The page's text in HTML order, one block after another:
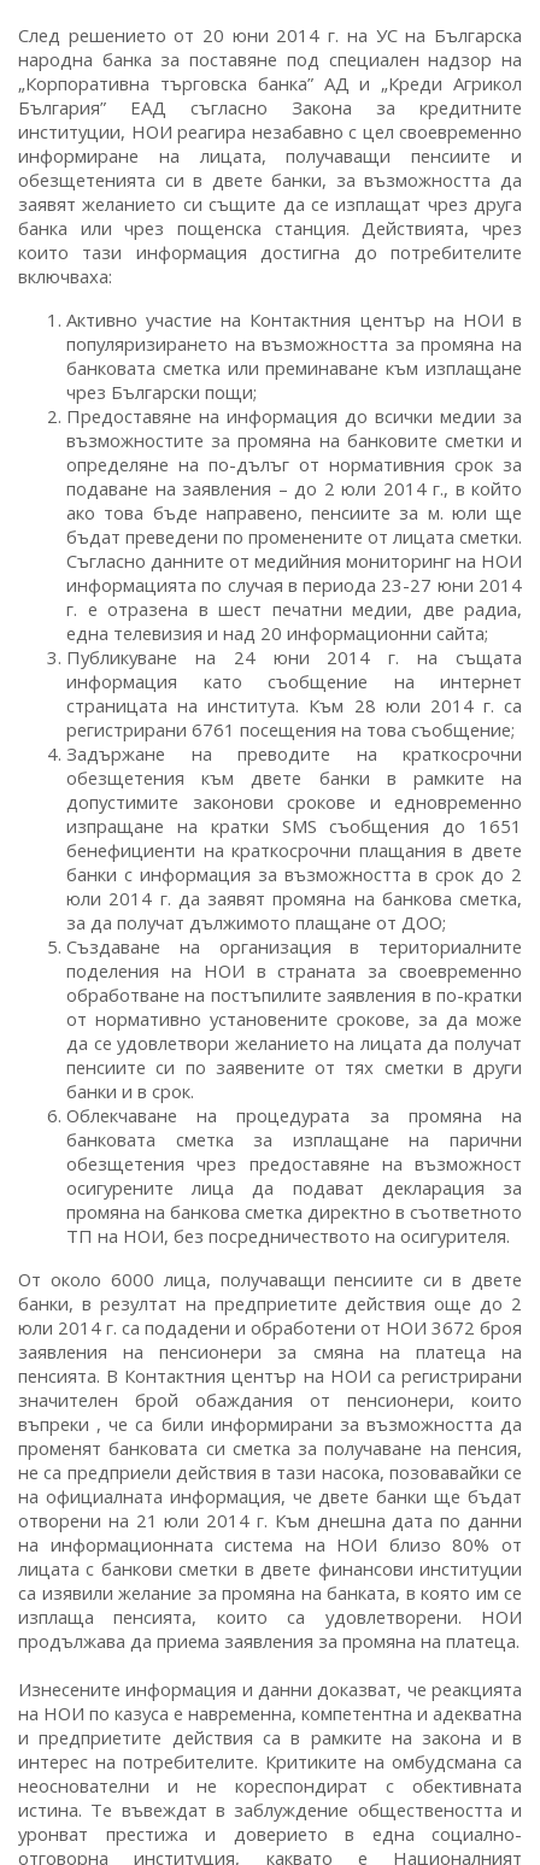
След решението от 20 юни 2014 г. на УС на Българска
народна банка за поставяне под специален надзор на
„Корпоративна търговска банка” АД и „Креди Агрикол
България” ЕАД съгласно Закона за кредитните
институции, НОИ реагира незабавно с цел своевременно
информиране на лицата, получаващи пенсиите и
обезщетенията си в двете банки, за възможността да
заявят желанието си същите да се изплащат чрез друга
банка или чрез пощенска станция. Действията, чрез
които тази информация достигна до потребителите
включваха:
Активно участие на Контактния център на НОИ в
популяризирането на възможността за промяна на
банковата сметка или преминаване към изплащане
чрез Български пощи;
Предоставяне на информация до всички медии за
възможностите за промяна на банковите сметки и
определяне на по-дълъг от нормативния срок за
подаване на заявления – до 2 юли 2014 г., в който
ако това бъде направено, пенсиите за м. юли ще
бъдат преведени по променените от лицата сметки.
Съгласно данните от медийния мониторинг на НОИ
информацията по случая в периода 23-27 юни 2014
г. е отразена в шест печатни медии, две радиа,
една телевизия и над 20 информационни сайта;
Публикуване на 24 юни 2014 г. на същата
информация като съобщение на интернет
страницата на института. Към 28 юли 2014 г. са
регистрирани 6761 посещения на това съобщение;
Задържане на преводите на краткосрочни
обезщетения към двете банки в рамките на
допустимите законови срокове и едновременно
изпращане на кратки SMS съобщения до 1651
бенефициенти на краткосрочни плащания в двете
банки с информация за възможността в срок до 2
юли 2014 г. да заявят промяна на банкова сметка,
за да получат дължимото плащане от ДОО;
Създаване на организация в териториалните
поделения на НОИ в страната за своевременно
обработване на постъпилите заявления в по-кратки
от нормативно установените срокове, за да може
да се удовлетвори желанието на лицата да получат
пенсиите си по заявените от тях сметки в други
банки и в срок.
Облекчаване на процедурата за промяна на
банковата сметка за изплащане на парични
обезщетения чрез предоставяне на възможност
осигурените лица да подават декларация за
промяна на банкова сметка директно в съответното
ТП на НОИ, без посредничеството на осигурителя.
От около 6000 лица, получаващи пенсиите си в двете
банки, в резултат на предприетите действия още до 2
юли 2014 г. са подадени и обработени от НОИ 3672 броя
заявления на пенсионери за смяна на платеца на
пенсията. В Контактния център на НОИ са регистрирани
значителен брой обаждания от пенсионери, които
въпреки , че са били информирани за възможността да
променят банковата си сметка за получаване на пенсия,
не са предприели действия в тази насока, позовавайки се
на официалната информация, че двете банки ще бъдат
отворени на 21 юли 2014 г. Към днешна дата по данни
на информационната система на НОИ близо 80% от
лицата с банкови сметки в двете финансови институции
са изявили желание за промяна на банката, в която им се
изплаща пенсията, които са удовлетворени. НОИ
продължава да приема заявления за промяна на платеца.
Изнесените информация и данни доказват, че реакцията
на НОИ по казуса е навременна, компетентна и адекватна
и предприетите действия са в рамките на закона и в
интерес на потребителите. Критиките на омбудсмана са
неоснователни и не кореспондират с обективната
истина. Те въвеждат в заблуждение обществеността и
уронват престижа и доверието в една социално-
отговорна институция, каквато е Националният